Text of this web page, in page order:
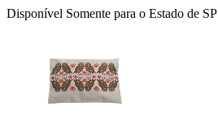
Disponível Somente para o Estado de SP